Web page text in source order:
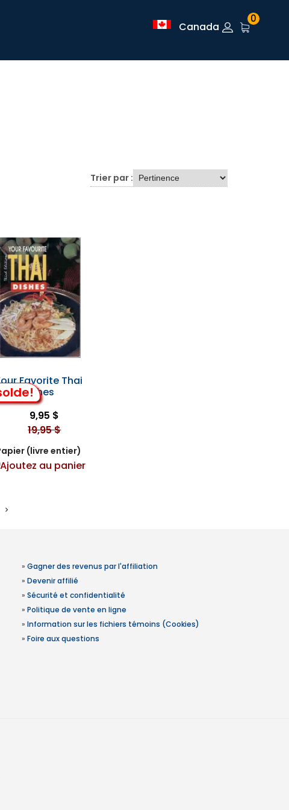
Canada
0
Trier par :
Favorite Thai
Dishes
9,95 $
19,95 $
(livre entier)
Ajoutez au panier
» Gagner des revenus par l'affiliation
» Devenir affilié
» Sécurité et confidentialité
» Politique de vente en ligne
» Information sur les fichiers témoins (Cookies)
» Foire aux questions